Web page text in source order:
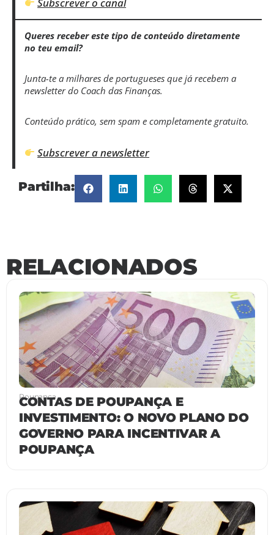
Queres receber este tipo de conteúdo diretamente
no teu email?
Junta-te a milhares de portugueses que já recebem a
newsletter do Coach das Finanças.
Conteúdo prático, sem spam e completamente gratuito.
Subscrever a newsletter
Partilha:
RELACIONADOS
Poupança
CONTAS DE POUPANÇA E
INVESTIMENTO: O NOVO PLANO DO
GOVERNO PARA INCENTIVAR A
POUPANÇA